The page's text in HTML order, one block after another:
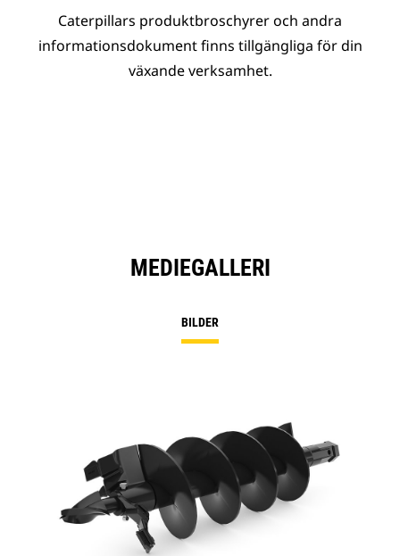
Caterpillars produktbroschyrer och andra
informationsdokument finns tillgängliga för din
växande verksamhet.
MEDIEGALLERI
BILDER